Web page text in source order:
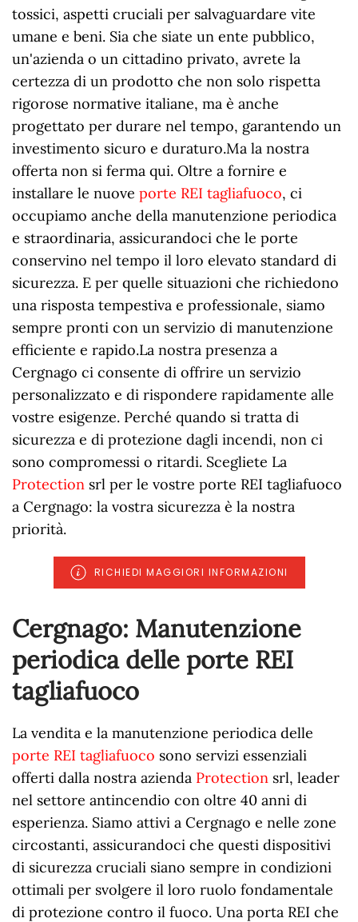
tossici, aspetti cruciali per salvaguardare vite
umane e beni. Sia che siate un ente pubblico,
un'azienda o un cittadino privato, avrete la
certezza di un prodotto che non solo rispetta
rigorose normative italiane, ma è anche
progettato per durare nel tempo, garantendo un
investimento sicuro e duraturo.Ma la nostra
offerta non si ferma qui. Oltre a fornire e
installare le nuove porte REI tagliafuoco, ci
occupiamo anche della manutenzione periodica
e straordinaria, assicurandoci che le porte
conservino nel tempo il loro elevato standard di
sicurezza. E per quelle situazioni che richiedono
una risposta tempestiva e professionale, siamo
sempre pronti con un servizio di manutenzione
efficiente e rapido.La nostra presenza a
Cergnago ci consente di offrire un servizio
personalizzato e di rispondere rapidamente alle
vostre esigenze. Perché quando si tratta di
sicurezza e di protezione dagli incendi, non ci
sono compromessi o ritardi. Scegliete La
Protection srl per le vostre porte REI tagliafuoco
a Cergnago: la vostra sicurezza è la nostra
priorità.
RICHIEDI MAGGIORI INFORMAZIONI
Cergnago: Manutenzione
periodica delle porte REI
tagliafuoco
La vendita e la manutenzione periodica delle
porte REI tagliafuoco sono servizi essenziali
offerti dalla nostra azienda Protection srl, leader
nel settore antincendio con oltre 40 anni di
esperienza. Siamo attivi a Cergnago e nelle zone
circostanti, assicurandoci che questi dispositivi
di sicurezza cruciali siano sempre in condizioni
ottimali per svolgere il loro ruolo fondamentale
di protezione contro il fuoco. Una porta REI che